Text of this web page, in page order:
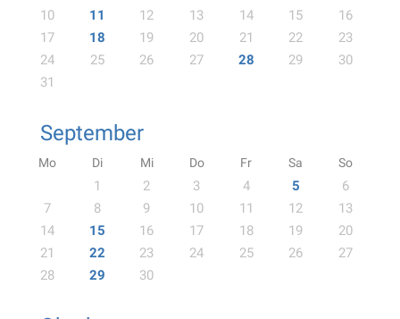
10
11 12 13 14 15
16
17
18 19 20 21 22
23
24
25 26 27 28 29
30
31
September
Mo Di Mi Do Fr Sa So
1 2 3 4 5
6
7
8 9 10 11 12
13
14
15 16 17 18 19
20
21
22 23 24 25 26
27
28
29 30